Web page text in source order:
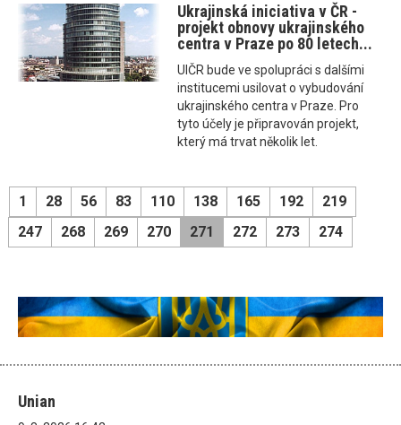
Ukrajinská iniciativa v ČR -
projekt obnovy ukrajinského
centra v Praze po 80 letech...
UIČR bude ve spolupráci s dalšími
institucemi usilovat o vybudování
ukrajinského centra v Praze. Pro
tyto účely je připravován projekt,
který má trvat několik let.
1 28 56 83 110 138 165 192
219
247
268 269 270 271 272 273 274
Unian